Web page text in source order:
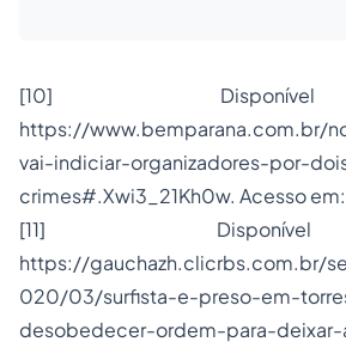
[10]
https://www.bemparana.com.br/
vai-indiciar-organizadores-por-
crimes#.Xwi3_21Kh0w. Acesso
[11]
https://gauchazh.clicrbs.com.br/
020/03/surfista-e-preso-em-
desobedecer-ordem-para-